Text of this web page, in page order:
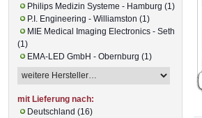
Philips Medizin Systeme - Hamburg (1)
P.I. Engineering - Williamston (1)
MIE Medical Imaging Electronics - Seth
(1)
EMA-LED GmbH - Obernburg (1)
mit Lieferung nach:
Deutschland (16)